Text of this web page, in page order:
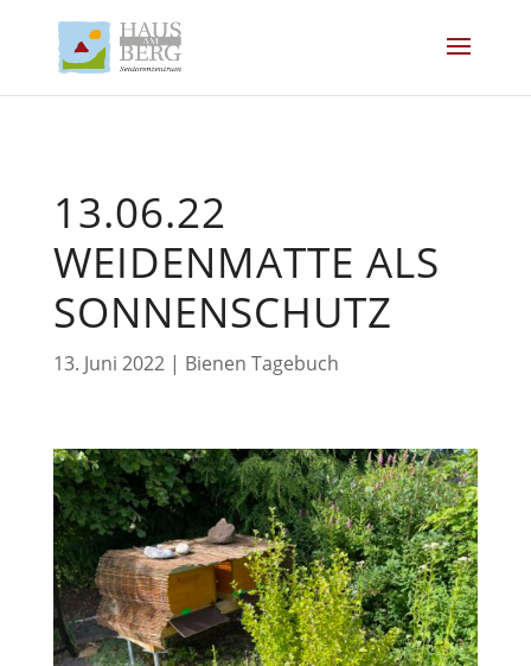
13.06.22
WEIDENMATTE ALS
SONNENSCHUTZ
13. Juni 2022| Bienen Tagebuch